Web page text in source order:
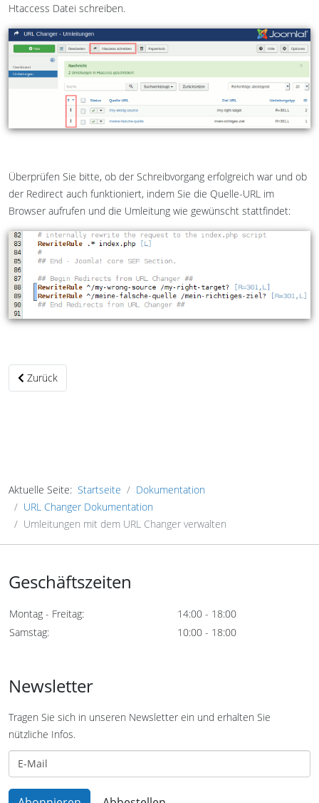
Htaccess Datei schreiben.
Überprüfen Sie bitte, ob der Schreibvorgang erfolgreich war und ob
der Redirect auch funktioniert, indem Sie die Quelle-URL im
Browser aufrufen und die Umleitung wie gewünscht stattfindet:
Vorheriger Beitrag: Installation der URL Changer Komponente
Zurück
Aktuelle Seite: Startseite
Dokumentation
URL Changer Dokumentation
Umleitungen mit dem URL Changer verwalten
Geschäftszeiten
Montag - Freitag:
14:00 - 18:00
Samstag:
10:00 - 18:00
Newsletter
Tragen Sie sich in unseren Newsletter ein und erhalten Sie
nützliche Infos.